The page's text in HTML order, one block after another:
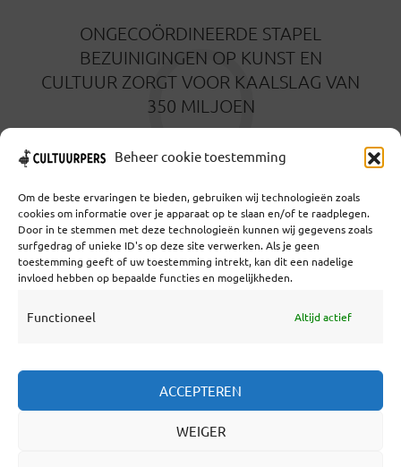
Beheer cookie toestemming
Om de beste ervaringen te bieden, gebruiken wij technologieën zoals
cookies om informatie over je apparaat op te slaan en/of te raadplegen.
Door in te stemmen met deze technologieën kunnen wij gegevens zoals
surfgedrag of unieke ID's op deze site verwerken. Als je geen
toestemming geeft of uw toestemming intrekt, kan dit een nadelige
invloed hebben op bepaalde functies en mogelijkheden.
Functioneel Altijd actief
ACCEPTEREN
WEIGER
ONGECOÖRDINEERDE STAPEL
BEZUINIGINGEN OP KUNST EN
CULTUUR ZORGT VOOR KAALSLAG VAN
350 MILJOEN
O
Coöperatief Cultureel Persbureau U.A. | Salzburg 29 |
3524KS Utrecht | KvK: 55573592 |Btw: